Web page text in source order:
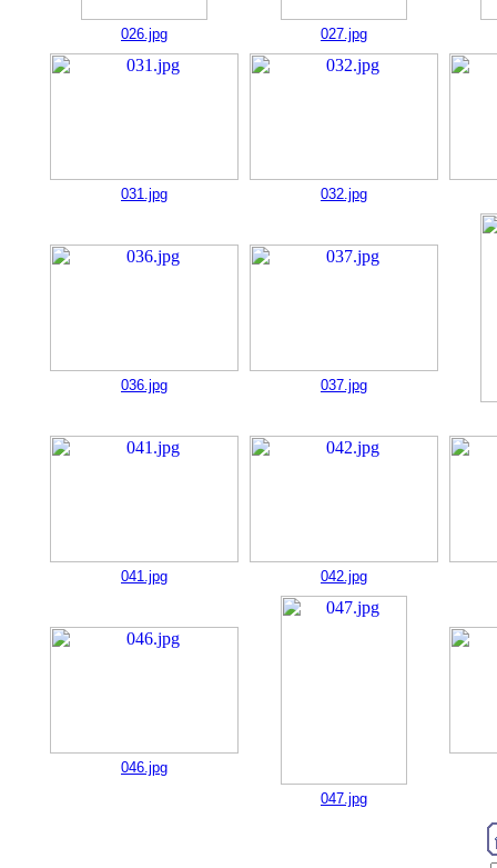
026.jpg 027.jpg
031.jpg 032.jpg
036.jpg 037.jpg
041.jpg 042.jpg
046.jpg
047.jpg